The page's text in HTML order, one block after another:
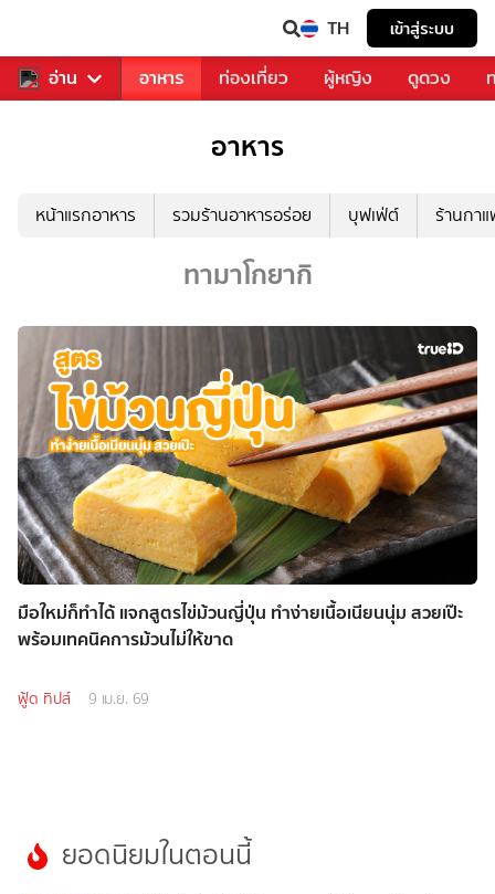
TH เข้าสู่ระบบ
อ่าน
รวงการเพลง อาหาร ท่องเที่ยว ผู้หญิง ดูดวง
อาหาร
หน้าแรกอาหาร รวมร้านอาหารอร่อย บุฟเฟ่ต์ ร้านกา
ทามาโกยากิ
มือใหม่ก็ทำได้ แจกสูตรไข่ม้วนญี่ปุ่น ทำง่ายเนื้อเนียนนุ่ม สวยเป๊ะ
พร้อมเทคนิคการม้วนไม่ให้ขาด
ฟู้ด ทิปส์ 9 เม.ย. 69
ยอดนิยมในตอนนี้